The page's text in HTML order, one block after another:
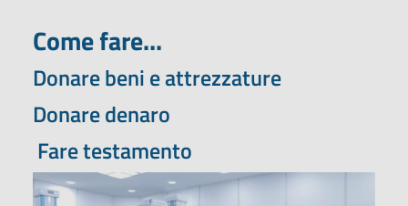
Come fare...
Donare beni e attrezzature
Donare denaro
Fare testamento